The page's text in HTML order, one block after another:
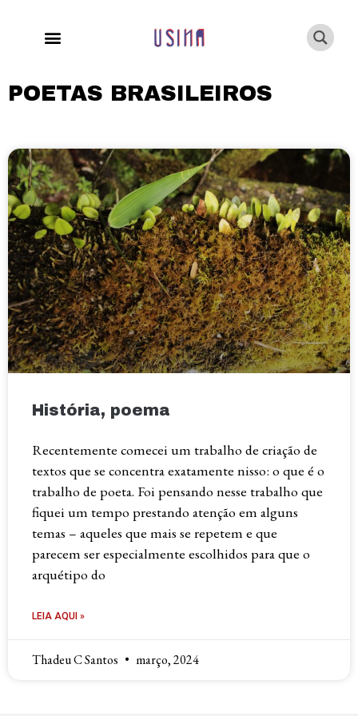
POETAS BRASILEIROS
História, poema
Recentemente comecei um trabalho de criação de
textos que se concentra exatamente nisso: o que é o
trabalho de poeta. Foi pensando nesse trabalho que
fiquei um tempo prestando atenção em alguns
temas – aqueles que mais se repetem e que
parecem ser especialmente escolhidos para que o
arquétipo do
LEIA AQUI »
Thadeu C Santos março, 2024